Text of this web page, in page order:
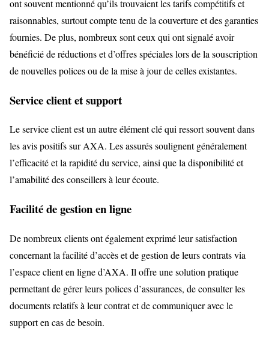
ont souvent mentionné qu’ils trouvaient les tarifs compétitifs et
raisonnables, surtout compte tenu de la couverture et des garanties
fournies. De plus, nombreux sont ceux qui ont signalé avoir
bénéficié de réductions et d’offres spéciales lors de la souscription
de nouvelles polices ou de la mise à jour de celles existantes.
Service client et support
Le service client est un autre élément clé qui ressort souvent dans
les avis positifs sur AXA. Les assurés soulignent généralement
l’efficacité et la rapidité du service, ainsi que la disponibilité et
l’amabilité des conseillers à leur écoute.
Facilité de gestion en ligne
De nombreux clients ont également exprimé leur satisfaction
concernant la facilité d’accès et de gestion de leurs contrats via
l’espace client en ligne d’AXA. Il offre une solution pratique
permettant de gérer leurs polices d’assurances, de consulter les
documents relatifs à leur contrat et de communiquer avec le
support en cas de besoin.